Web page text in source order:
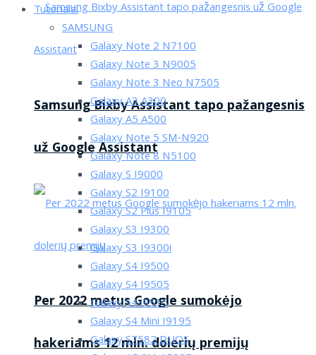
Samsung Bixby Assistant tapo pažangesnis
už Google Assistant
Per 2022 metus Google sumokėjo
hakeriams 12 mln. dolerių premijų
Tutorialai
SAMSUNG
Galaxy Note 2 N7100
Galaxy Note 3 N9005
Galaxy Note 3 Neo N7505
Galaxy A3 A300
Galaxy A5 A500
Galaxy Note 5 SM-N920
Galaxy Note 8 N5100
Galaxy S I9000
Galaxy S2 I9100
Galaxy S2 Plus I9105
Galaxy S3 I9300
Galaxy S3 I9300i
Galaxy S4 I9500
Galaxy S4 I9505
Galaxy S4 i9515
Galaxy S4 Mini I9195
Galaxy S7582 DUOS